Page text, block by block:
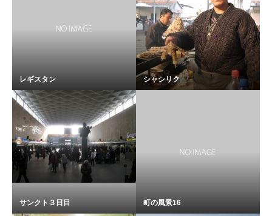
レギスタン シャシリク
サンクト３日目 町の風景16